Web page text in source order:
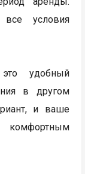
условия
удобный
в другом
и ваше
комфортным